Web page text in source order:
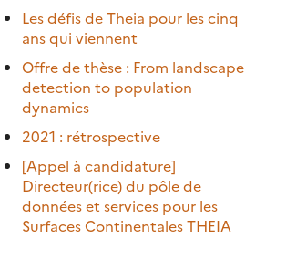
Les défis de Theia pour les cinq
ans qui viennent
Offre de thèse : From landscape
detection to population
dynamics
2021 : rétrospective
[Appel à candidature]
Directeur(rice) du pôle de
données et services pour les
Surfaces Continentales THEIA